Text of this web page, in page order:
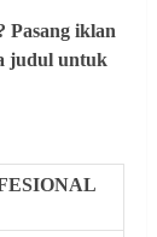
Pasang iklan
judul untuk